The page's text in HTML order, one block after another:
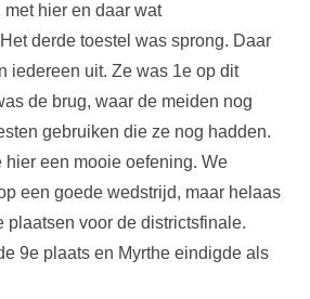
hier en daar wat
derde toestel was sprong. Daar
iedereen uit. Ze was 1e op dit
de brug, waar de meiden nog
gebruiken die ze nog hadden.
hier een mooie oefening. We
een goede wedstrijd, maar helaas
plaatsen voor de districtsfinale.
9e plaats en Myrthe eindigde als